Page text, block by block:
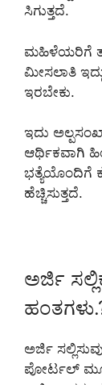
ಸಿಗುತ್ತದೆ.
ಮಹಿಳೆಯರಿಗೆ
ಮೀಸಲಾತಿ
ಇರಬೇಕು.
ಇದು
ಆರ್ಥಿಕವಾಗಿ
ಭತ್ಯೆಯೊಂದಿಗೆ
ಹೆಚ್ಚಿಸುತ್ತದೆ.
ಅರ್ಜಿ
ಅರ್ಜಿ
ಪೋರ್ಟಲ್